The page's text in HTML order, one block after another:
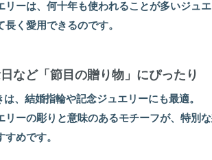
リーは、何十年も使われることが多いジュ
長く愛用できるのです。
など「節目の贈り物」にぴったり
、結婚指輪や記念ジュエリーにも最適。
リーの彫りと意味のあるモチーフが、特別
めです。